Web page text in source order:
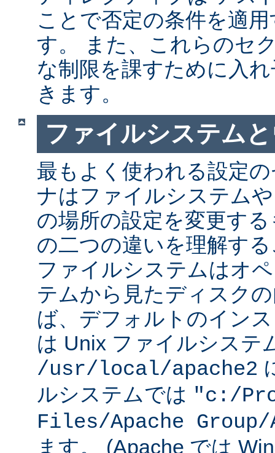
ことで否定の条件を適
す。 また、これらのセ
な制限を課すために入
きます。
ファイルシステム
最もよく使われる設定
ナはファイルシステム
の場所の設定を変更す
の二つの違いを理解す
ファイルシステムはオ
テムから見たディスク
ば、デフォルトのイン
は Unix ファイルシステ
/usr/local/apache2
ルシステムでは "c:/
Files/Apache Group/
ます。 (Apache では